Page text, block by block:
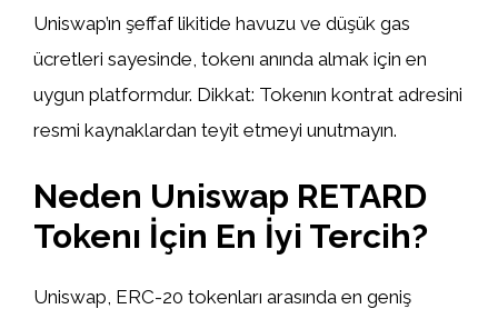
Uniswap’ın şeffaf likitide havuzu ve düşük gas
ücretleri sayesinde, tokenı anında almak için en
uygun platformdur. Dikkat: Tokenın kontrat adresini
resmi kaynaklardan teyit etmeyi unutmayın.
Neden Uniswap RETARD
Tokenı İçin En İyi Tercih?
Uniswap, ERC-20 tokenları arasında en geniş